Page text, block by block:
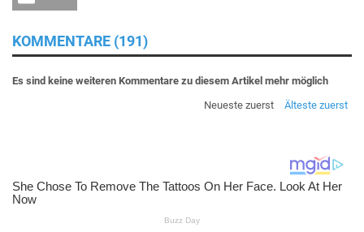
KOMMENTARE (191)
Es sind keine weiteren Kommentare zu diesem Artikel mehr möglich
Neueste zuerst
Älteste zuerst